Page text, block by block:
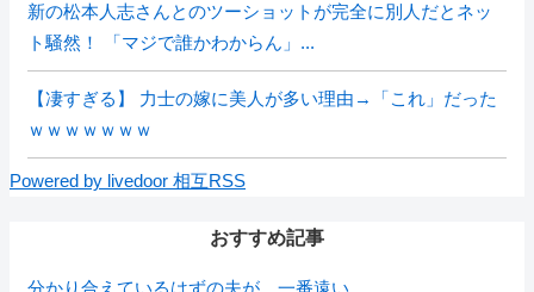
新の松本人志さんとのツーショットが完全に別人だとネッ
ト騒然！ 「マジで誰かわからん」...
【凄すぎる】 力士の嫁に美人が多い理由→「これ」だった
ｗｗｗｗｗｗｗ
Powered by livedoor 相互RSS
おすすめ記事
分かり合えているはずの夫が、一番遠い